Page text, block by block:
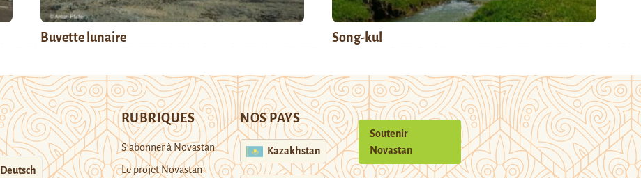
Buvette lunaire Song-kul
Deutsch
RUBRIQUES
S’abonner à Novastan
Le projet Novastan
NOS PAYS
Kazakhstan
Soutenir
Novastan